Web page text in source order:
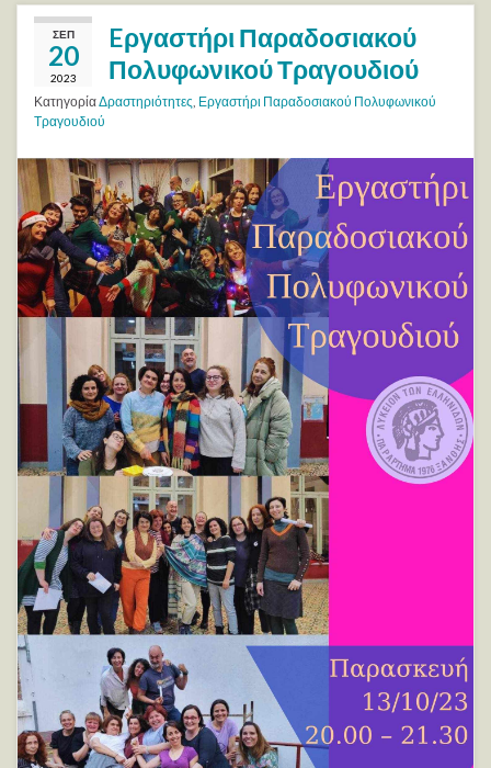
ΣΕΠ
20
2023
Eργαστήρι Παραδοσιακού
Πολυφωνικού Τραγουδιού
ΚατηγορίαΔραστηριότητες, Εργαστήρι Παραδοσιακού Πολυφωνικού
Τραγουδιού